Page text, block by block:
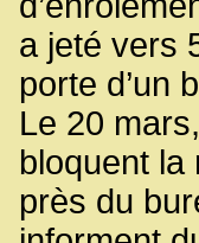
a jeté vers
porte d’un
Le 20
bloquent la
près du